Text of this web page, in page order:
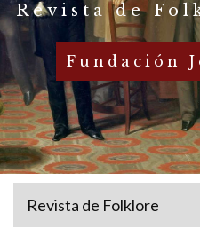
Revista de
Fundación
Revista de Folklore